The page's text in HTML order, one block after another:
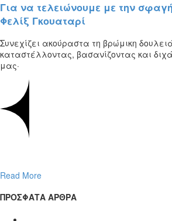
Για να τελειώνουμε με την
Φελίξ Γκουαταρί
Συνεχίζει ακούραστα τη βρώμικη
καταστέλλοντας, βασανίζοντας και
μας·
Read More
ΠΡΟΣΦΑΤΑ ΑΡΘΡΑ